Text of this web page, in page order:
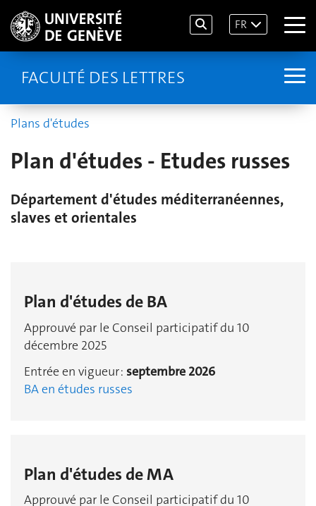
FR
FACULTÉ DES LETTRES
Plans d'études
Plan d'études - Etudes russes
Département d'études méditerranéennes,
slaves et orientales
Plan d'études de BA
Approuvé par le Conseil participatif du 10
décembre 2025
Entrée en vigueur : septembre 2026
BA en études russes
Plan d'études de MA
Approuvé par le Conseil participatif du 10